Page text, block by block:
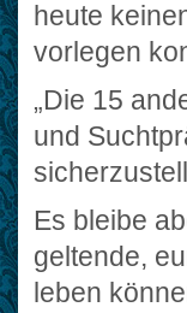
heute
vorlegen
„Die 15
und
Es bleibe
geltende,
leben